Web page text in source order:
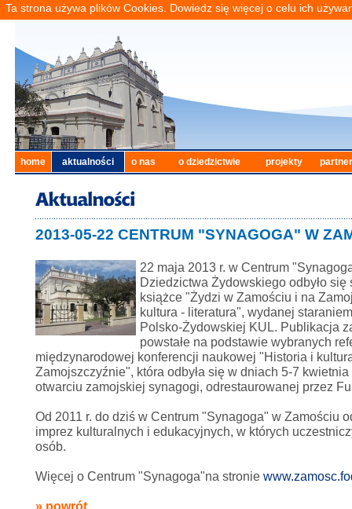
Ta strona używa plików Cookies. Dowiedz się więcej o celu ich
home aktualności o nas o dziedzictwie projekty
2013-05-22 CENTRUM "SYNAGOGA" W
22 maja 2013 r. w Centrum
Dziedzictwa Żydowskiego odbyło
książce "Żydzi w Zamościu i na
kultura - literatura", wydanej
Polsko-Żydowskiej KUL. Publikacja
powstałe na podstawie wybranych
międzynarodowej konferencji naukowej "Historia i
Zamojszczyźnie", która odbyła się w dniach 5-7 kwietnia
otwarciu zamojskiej synagogi, odrestaurowanej przez
Od 2011 r. do dziś w Centrum "Synagoga" w Zamościu
imprez kulturalnych i edukacyjnych, w których
osób.
Więcej o Centrum "Synagoga"na stronie
» powrót